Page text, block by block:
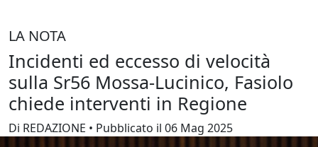
LA NOTA
Incidenti ed eccesso di velocità
sulla Sr56 Mossa-Lucinico, Fasiolo
chiede interventi in Regione
Di REDAZIONE • Pubblicato il 06 Mag 2025